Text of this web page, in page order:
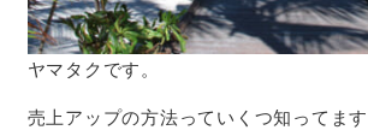
ヤマタクです。
売上アップの方法っていくつ知ってます